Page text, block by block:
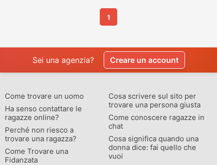
1
Sei una agenzia? Creare un account
Come trovare un uomo
Ha senso contattare le
ragazze online?
Perché non riesco a
trovare una ragazza?
Come Trovare una
Fidanzata
Cosa scrivere sul sito per
trovare una persona giusta
Come conoscere ragazze in
chat
Cosa significa quando una
donna dice: fai quello che
vuoi